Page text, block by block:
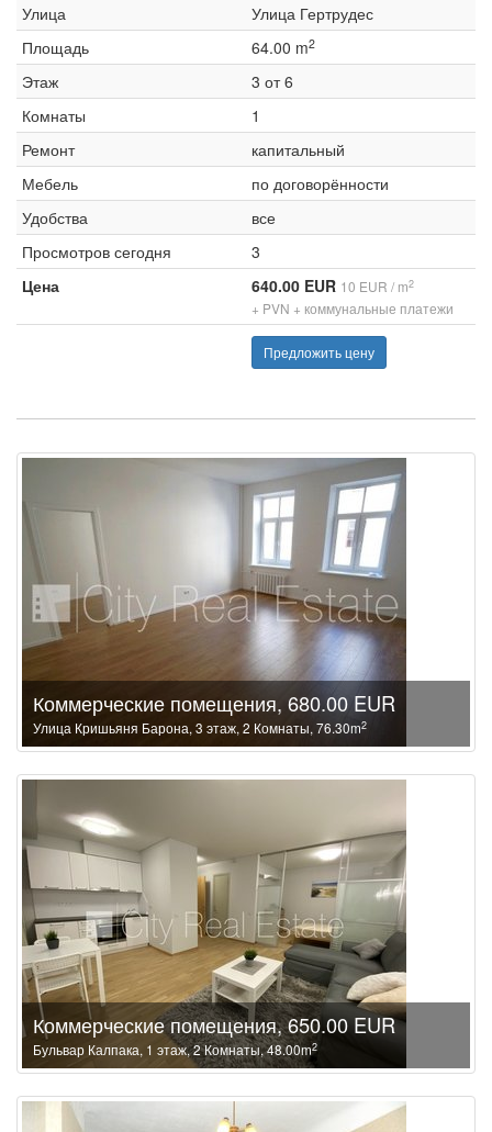
Улица
Улица Гертрудес
Площадь
64.00 m2
Этаж
3 от 6
Комнаты
1
Ремонт
капитальный
Мебель
по договорённости
Удобства
все
Просмотров сегодня
3
Цена
640.00 EUR 10 EUR / m2
+ PVN + коммунальные платежи
Предложить цену
Коммерческие помещения, 680.00 EUR
Улица Кришьяня Барона, 3 этаж, 2 Комнаты, 76.30m2
Коммерческие помещения, 650.00 EUR
Бульвар Калпака, 1 этаж, 2 Комнаты, 48.00m2